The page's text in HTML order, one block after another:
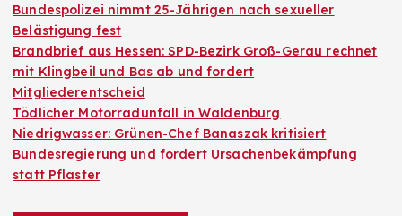
Bundespolizei nimmt 25-Jährigen nach sexueller
Belästigung fest
Brandbrief aus Hessen: SPD-Bezirk Groß-Gerau rechnet
mit Klingbeil und Bas ab und fordert
Mitgliederentscheid
Tödlicher Motorradunfall in Waldenburg
Niedrigwasser: Grünen-Chef Banaszak kritisiert
Bundesregierung und fordert Ursachenbekämpfung
statt Pflaster